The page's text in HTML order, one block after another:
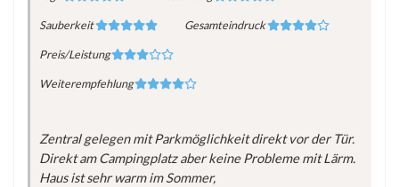
Sauberkeit Gesamteindruck
Preis/Leistung
Weiterempfehlung
Zentral gelegen mit Parkmöglichkeit direkt vor der Tür.
Direkt am Campingplatz aber keine Probleme mit Lärm.
Haus ist sehr warm im Sommer,